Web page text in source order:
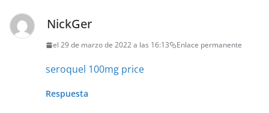
NickGer
el 29 de marzo de 2022 a las 16:13 Enlace permanente
seroquel 100mg price
Respuesta